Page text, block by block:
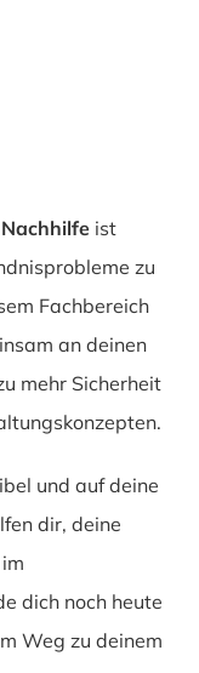
ist
zu
Fachbereich
an deinen
mehr Sicherheit
und auf deine
dir, deine
dich noch heute
Weg zu deinem